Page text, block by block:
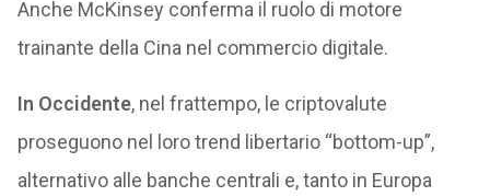
Anche McKinsey conferma il ruolo di motore
trainante della Cina nel commercio digitale.
In Occidente, nel frattempo, le criptovalute
proseguono nel loro trend libertario “bottom-up”,
alternativo alle banche centrali e, tanto in Europa